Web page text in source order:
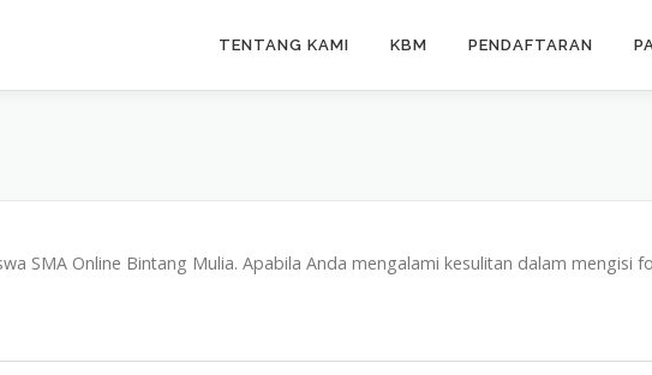
TENTANG KAMI KBM PENDAFTARAN
SMA Online Bintang Mulia. Apabila Anda mengalami kesulitan dalam mengisi